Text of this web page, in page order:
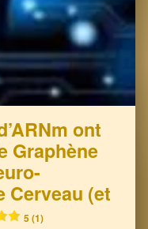
ont
Graphène
Cerveau (et
5 (1)